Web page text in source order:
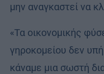
μην αναγκαστεί να
«Τα οικονομικής
γηροκομείου δεν
κάναμε μια σωστή